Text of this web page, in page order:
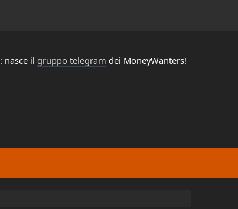
nasce il gruppo telegram dei MoneyWanters!